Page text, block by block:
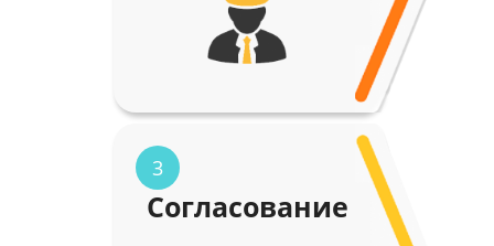
3
Согласование